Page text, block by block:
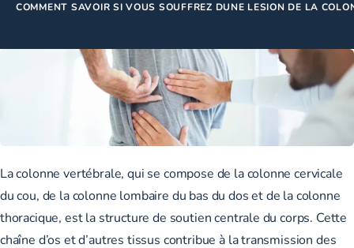
COMMENT SAVOIR SI VOUS SOUFFREZ DUNE LESION DE LA
La colonne vertébrale, qui se compose de la colonne cervicale
du cou, de la colonne lombaire du bas du dos et de la colonne
thoracique, est la structure de soutien centrale du corps. Cette
chaîne d’os et d’autres tissus contribue à la transmission des